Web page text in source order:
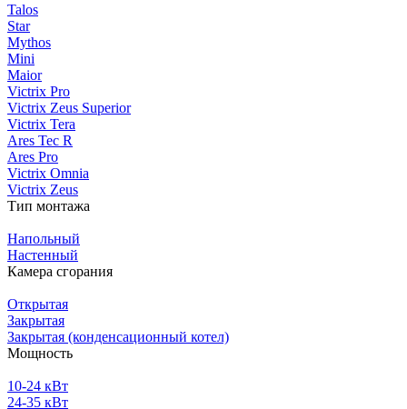
Talos
Star
Mythos
Mini
Maior
Victrix Pro
Victrix Zeus Superior
Victrix Tera
Ares Tec R
Ares Pro
Victrix Omnia
Victrix Zeus
Тип монтажа
Напольный
Настенный
Камера сгорания
Открытая
Закрытая
Закрытая (конденсационный котел)
Мощность
10-24 кВт
24-35 кВт